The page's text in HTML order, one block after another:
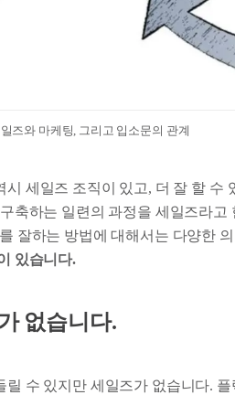
즈와 마케팅, 그리고 입소문의 관계
시 세일즈 조직이 있고, 더 잘 할 수
축하는 일련의 과정을 세일즈라
잘하는 방법에 대해서는 다양한
있습니다.
없습니다.
릴 수 있지만 세일즈가 없습니다.